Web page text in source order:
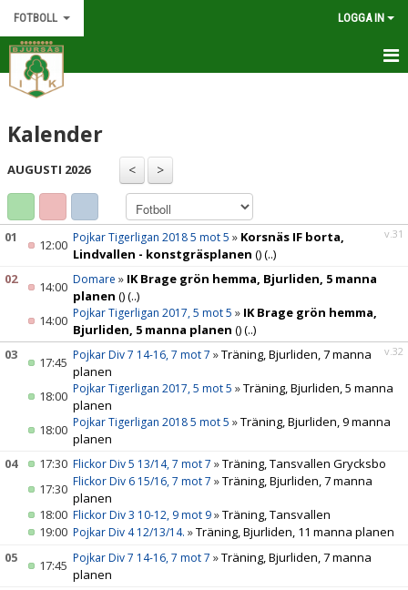
FOTBOLL LOGGA IN
FOTBOLL
NYHETER
KALENDER
DOKUMENT
KONTAKT
Kalender
AUGUSTI 2026
v.31
01 12:00 Pojkar Tigerligan 2018 5 mot 5 » Korsnäs IF borta,
Lindvallen - konstgräsplanen ()(..)
02
14:00 Domare » IK Brage grön hemma, Bjurliden, 5 manna
planen ()(..)
14:00 Pojkar Tigerligan 2017, 5 mot 5 » IK Brage grön hemma,
Bjurliden, 5 manna planen ()(..)
v.32
03 17:45 Pojkar Div 7 14-16, 7 mot 7 »Träning, Bjurliden, 7 manna
planen
18:00 Pojkar Tigerligan 2017, 5 mot 5 »Träning, Bjurliden, 5 manna
planen
18:00 Pojkar Tigerligan 2018 5 mot 5 »Träning, Bjurliden, 9 manna
planen
04
17:30 Flickor Div 5 13/14, 7 mot 7 »Träning, Tansvallen Grycksbo
17:30 Flickor Div 6 15/16, 7 mot 7 »Träning, Bjurliden, 7 manna
planen
18:00 Flickor Div 3 10-12, 9 mot 9»Träning, Tansvallen
19:00 Pojkar Div 4 12/13/14. »Träning, Bjurliden, 11 manna planen
05
17:45 Pojkar Div 7 14-16, 7 mot 7 »Träning, Bjurliden, 7 manna
planen